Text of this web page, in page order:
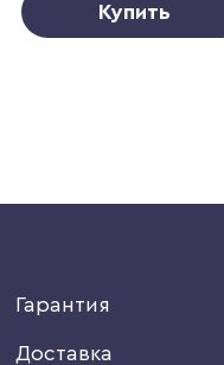
Купить
Гарантия
Доставка